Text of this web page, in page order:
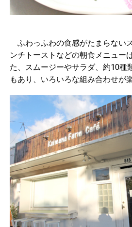
ふわっふわの食感がたまらない
ンチトーストなどの朝食メニュー
た、スムージーやサラダ、約10種
もあり、いろいろな組み合わせが